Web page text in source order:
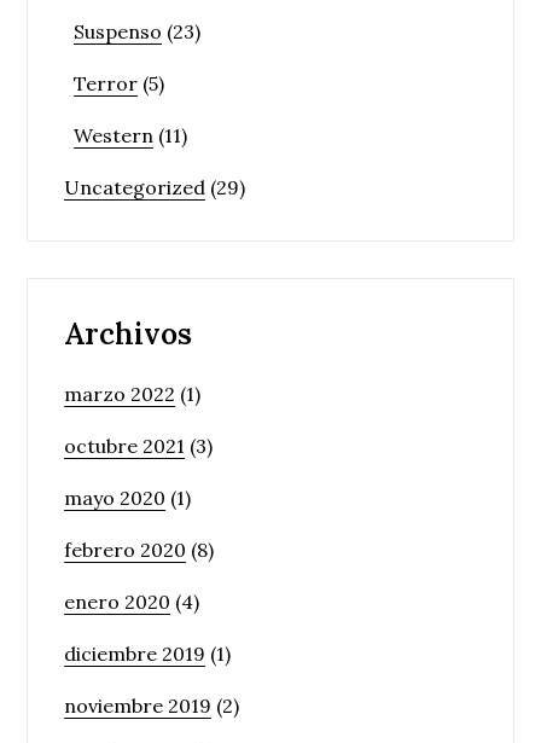
Suspenso (23)
Terror (5)
Western (11)
Uncategorized (29)
Archivos
marzo 2022 (1)
octubre 2021 (3)
mayo 2020 (1)
febrero 2020 (8)
enero 2020 (4)
diciembre 2019 (1)
noviembre 2019 (2)